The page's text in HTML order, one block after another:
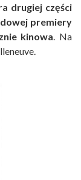
drugiej części
premiery
kinowa. Na